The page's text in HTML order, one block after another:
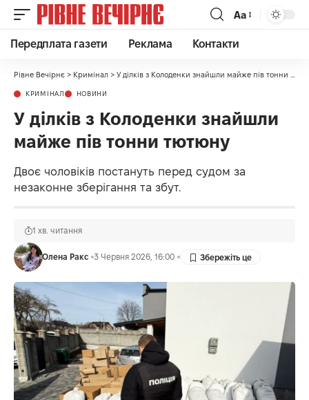
Аа
Передплата газети Реклама Контакти
Рівне Вечірнє > Кримінал > У ділків з Колоденки знайшли майже пів тонни тютюну
КРИМІНАЛ НОВИНИ
У ділків з Колоденки знайшли
майже пів тонни тютюну
Двоє чоловіків постануть перед судом за
незаконне зберігання та збут.
Олена Ракс 3 Червня 2026, 16:00
1 хв. читання